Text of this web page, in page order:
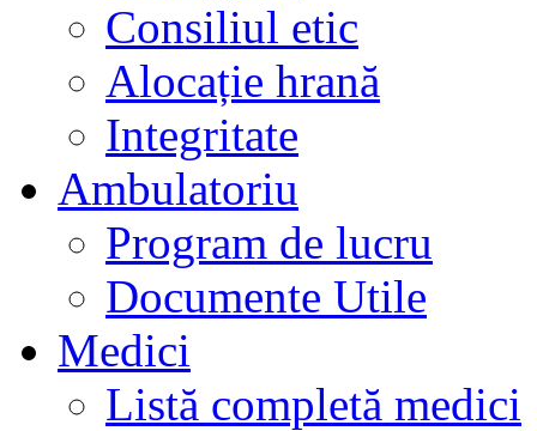
Consiliul etic
Alocație hrană
Integritate
Ambulatoriu
Program de lucru
Documente Utile
Medici
Listă completă medici